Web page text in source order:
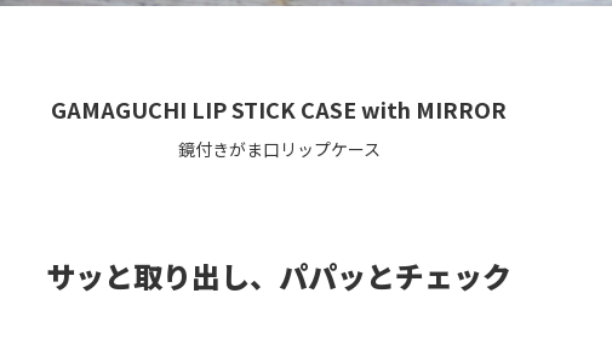
GAMAGUCHI LIP STICK CASE with MIRROR
鏡付きがま口リップケース
サッと取り出し、パパッとチェック